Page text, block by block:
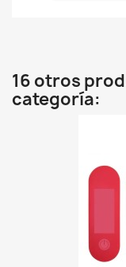
16 otros
categoría: